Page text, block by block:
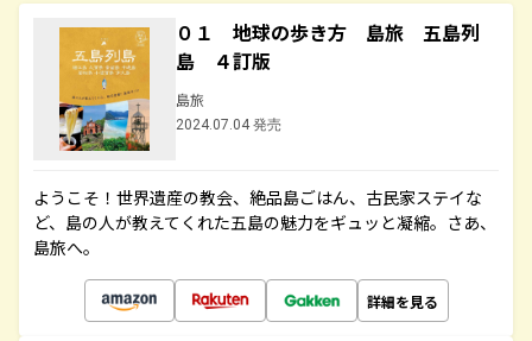
０１ 地球の歩き方 島旅 五島列
島 ４訂版
島旅
2024.07.04 発売
ようこそ！世界遺産の教会、絶品島ごはん、古民家ステイな
ど、島の人が教えてくれた五島の魅力をギュッと凝縮。さあ、
島旅へ。
詳細を見る